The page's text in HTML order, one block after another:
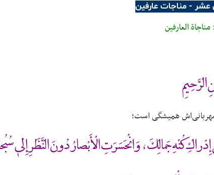
- مناجات عارفین
العارفين
الرَّحِيمِ
همیشگی است؛
كُنْهِ جَمالِكَ ، وَانْحَسَرَتِ الْأَبْصارُ دُونَ النَّظَرِ إِلىٰ